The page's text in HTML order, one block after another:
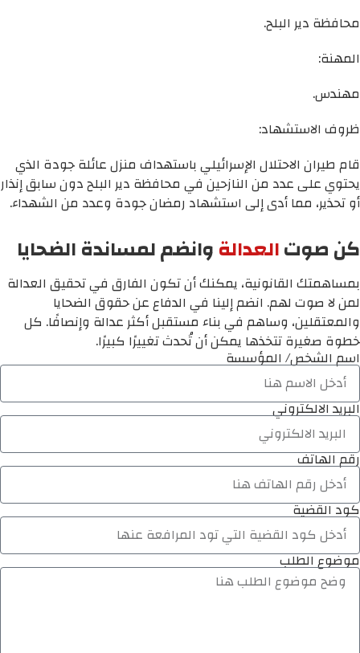
محافظة دير البلح.
المهنة:
مهندس.
ظروف الاستشهاد:
قام طيران الاحتلال الإسرائيلي باستهداف منزل عائلة جودة الذي
يحتوي على عدد من النازحين في محافظة دير البلح دون سابق إنذار
أو تحذير، مما أدى إلى استشهاد رمضان جودة وعدد من الشهداء.
كن صوتالعدالةوانضم لمساندة الضحايا
بمساهمتك القانونية، يمكنك أن تكون الفارق في تحقيق العدالة
لمن لا صوت لهم. انضم إلينا في الدفاع عن حقوق الضحايا
والمعتقلين، وساهم في بناء مستقبل أكثر عدالة وإنصافًا. كل
خطوة صغيرة تتخذها يمكن أن تُحدث تغييرًا كبيرًا.
اسم الشخص/ المؤسسة
البريد الالكتروني
رقم الهاتف
كود القضية
موضوع الطلب